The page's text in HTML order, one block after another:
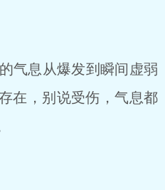
气息从爆发到瞬间虚弱
在，别说受伤，气息都